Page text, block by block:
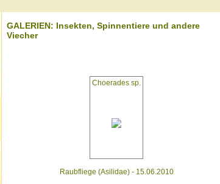
GALERIEN: Insekten, Spinnentiere und andere
Viecher
Choerades sp.
Raubfliege (Asilidae) - 15.06.2010